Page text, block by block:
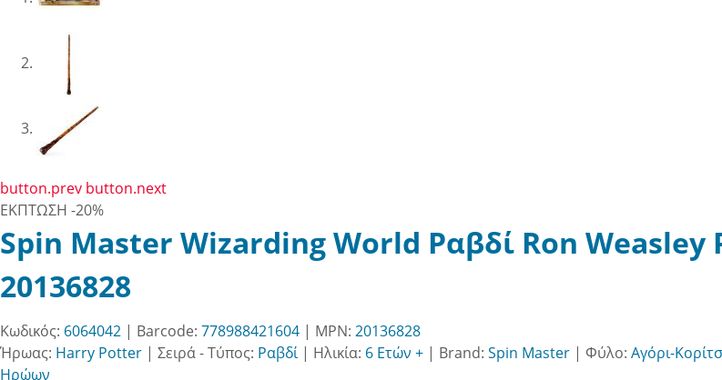
button.prev button.next
ΕΚΠΤΩΣΗ -20%
Spin Master Wizarding World Ραβδί Ron
20136828
Κωδικός: 6064042 | Barcode: 778988421604 | MPN: 20136828
Ήρωας: Harry Potter | Σειρά - Τύπος: Ραβδί| Ηλικία: 6 Ετών + | Brand: Spin Master | Φύλο: Αγόρι-
Ηρώων